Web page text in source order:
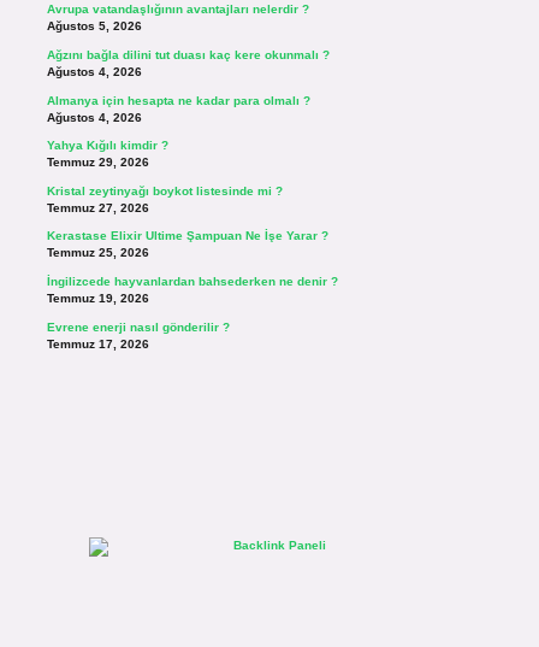
Avrupa vatandaşlığının avantajları nelerdir ?
Ağustos 5, 2026
Ağzını bağla dilini tut duası kaç kere okunmalı ?
Ağustos 4, 2026
Almanya için hesapta ne kadar para olmalı ?
Ağustos 4, 2026
Yahya Kığılı kimdir ?
Temmuz 29, 2026
Kristal zeytinyağı boykot listesinde mi ?
Temmuz 27, 2026
Kerastase Elixir Ultime Şampuan Ne İşe Yarar ?
Temmuz 25, 2026
İngilizcede hayvanlardan bahsederken ne denir ?
Temmuz 19, 2026
Evrene enerji nasıl gönderilir ?
Temmuz 17, 2026